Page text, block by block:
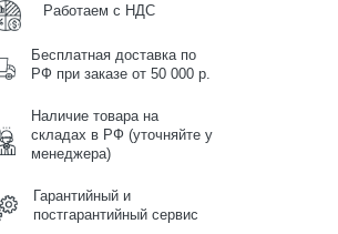
Работаем с НДС
Бесплатная доставка по
РФ при заказе от 50 000 р.
Наличие товара на
складах в РФ (уточняйте у
менеджера)
Гарантийный и
постгарантийный сервис